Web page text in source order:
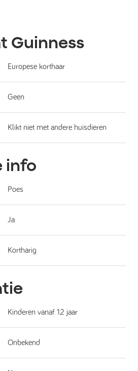
Guinness
Europese korthaar
Geen
Klikt niet met andere huisdieren
info
Poes
Ja
Kortharig
Kinderen vanaf 12 jaar
Onbekend